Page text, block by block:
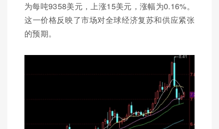
为每吨9358美元，上涨15美元，涨幅为0.16%。
这一价格反映了市场对全球经济复苏和供应紧张
的预期。